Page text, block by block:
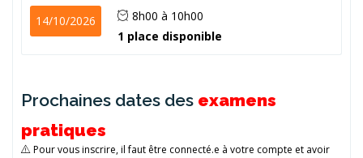
14/10/2026
8h00 à 10h00
1 place disponible
Prochaines dates des examens
pratiques
Pour vous inscrire, il faut être connecté.e à votre compte et avoir